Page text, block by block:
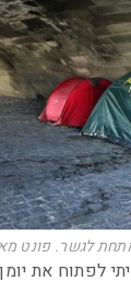
לגשר. פונט
לפתוח את